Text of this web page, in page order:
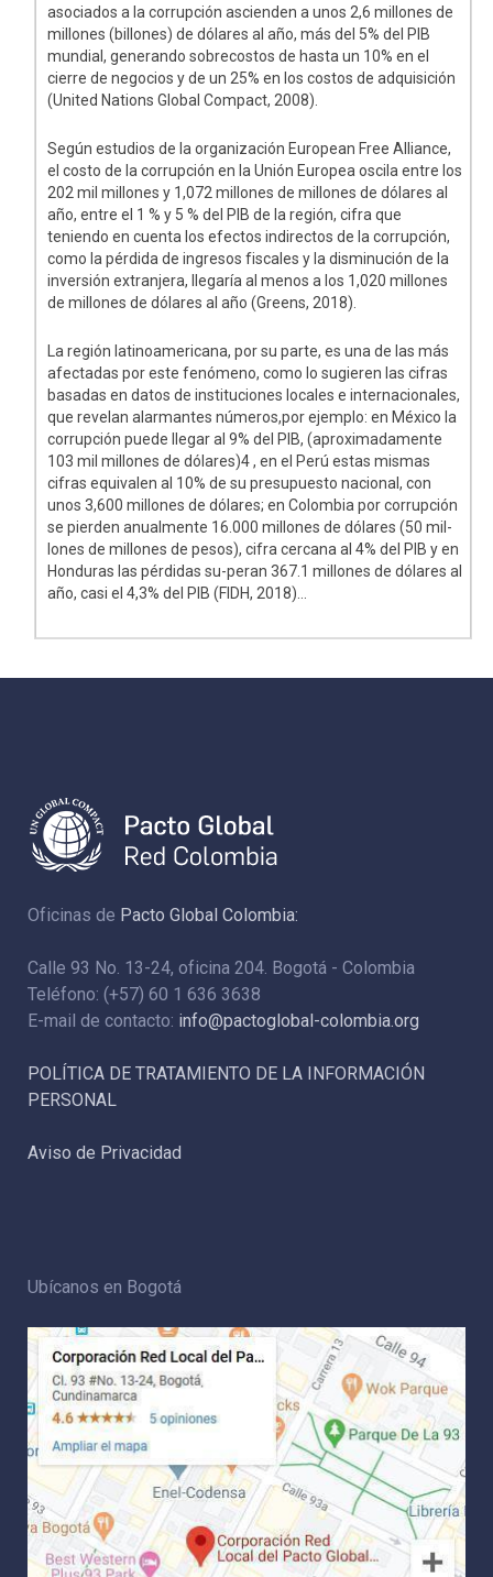
asociados a la corrupción ascienden a unos 2,6 millones de
millones (billones) de dólares al año, más del 5% del PIB
mundial, generando sobrecostos de hasta un 10% en el
cierre de negocios y de un 25% en los costos de adquisición
(United Nations Global Compact, 2008).
Según estudios de la organización European Free Alliance,
el costo de la corrupción en la Unión Europea oscila entre los
202 mil millones y 1,072 millones de millones de dólares al
año, entre el 1 % y 5 % del PIB de la región, cifra que
teniendo en cuenta los efectos indirectos de la corrupción,
como la pérdida de ingresos fiscales y la disminución de la
inversión extranjera, llegaría al menos a los 1,020 millones
de millones de dólares al año (Greens, 2018).
La región latinoamericana, por su parte, es una de las más
afectadas por este fenómeno, como lo sugieren las cifras
basadas en datos de instituciones locales e internacionales,
que revelan alarmantes números,por ejemplo: en México la
corrupción puede llegar al 9% del PIB, (aproximadamente
103 mil millones de dólares)4 , en el Perú estas mismas
cifras equivalen al 10% de su presupuesto nacional, con
unos 3,600 millones de dólares; en Colombia por corrupción
se pierden anualmente 16.000 millones de dólares (50 mil-
lones de millones de pesos), cifra cercana al 4% del PIB y en
Honduras las pérdidas su-peran 367.1 millones de dólares al
año, casi el 4,3% del PIB (FIDH, 2018)...
Oficinas de Pacto Global Colombia:
Calle 93 No. 13-24, oficina 204. Bogotá - Colombia
Teléfono: (+57) 60 1 636 3638
E-mail de contacto: info@pactoglobal-colombia.org
POLÍTICA DE TRATAMIENTO DE LA INFORMACIÓN
PERSONAL
Aviso de Privacidad
Ubícanos en Bogotá